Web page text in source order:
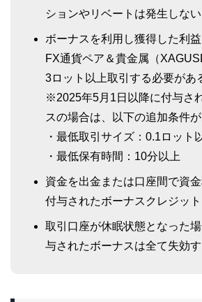
ションやリベートは発生しない
ボーナスを利用し獲得した利益
FX通貨ペア＆貴金属（
3ロット以上取引する必要があ
※2025年5月1日以降に付与さ
スの場合は、以下の追加条件
・最低取引サイズ：0.1ロット
・最低保有時間：10分以上
資金を出金または口座間で資金
付与されたボーナスクレジッ
取引口座が休眠状態となった
与されたボーナスは全て失効す